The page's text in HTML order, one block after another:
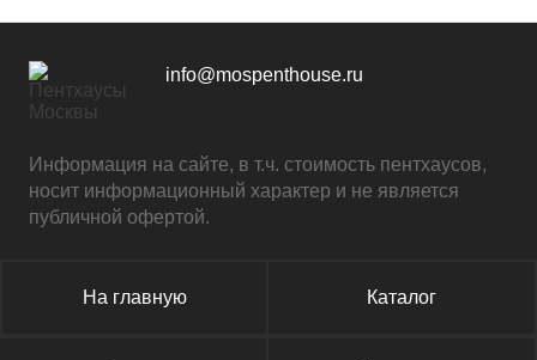
info@mospenthouse.ru
Информация на сайте, в т.ч. стоимость пентхаусов,
носит информационный характер и не является
публичной офертой.
На главную Каталог